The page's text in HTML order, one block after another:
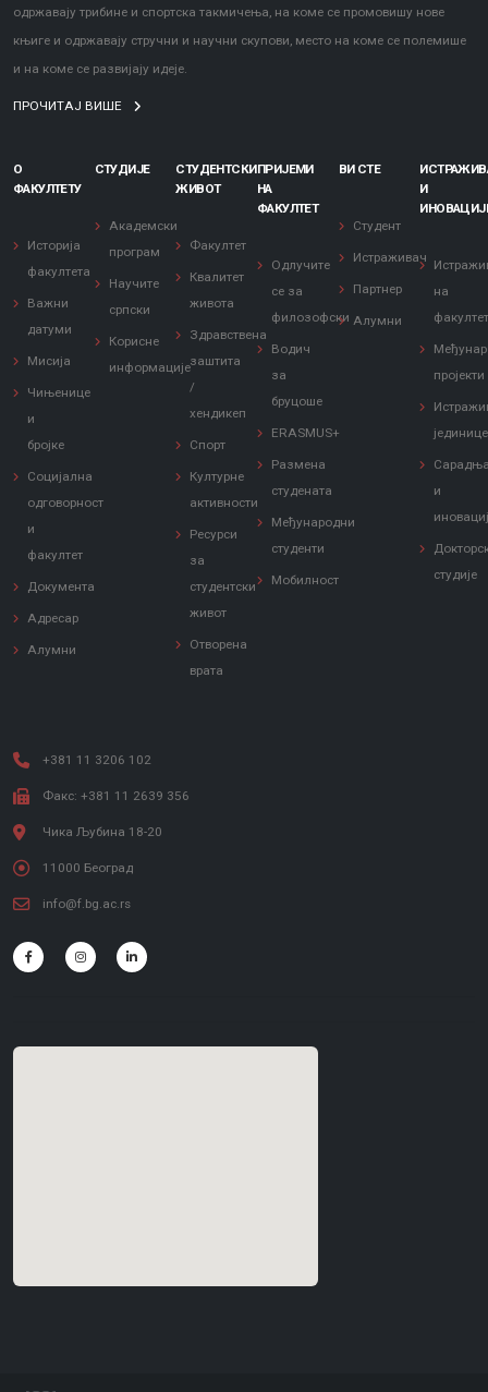
одржавају трибине и спортска такмичења, на коме се промовишу нове
књиге и одржавају стручни и научни скупови, место на коме се полемише
и на коме се развијају идеје.
ПРОЧИТАЈ ВИШЕ
О
ФАКУЛТЕТУ
Историја
факултета
Важни
датуми
Мисија
Чињенице
и
бројке
Социјална
одговорност
и
факултет
Документа
Адресар
Алумни
СТУДИЈЕ
Академски
програм
Научите
српски
Корисне
информације
СТУДЕНТСКИ
ЖИВОТ
Факултет
Квалитет
живота
Здравствена
заштита
/
хендикеп
Спорт
Културне
активности
Ресурси
за
студентски
живот
Отворена
врата
ПРИЈЕМИ
НА
ФАКУЛТЕТ
Одлучите
се за
филозофски
Водич
за
бруцоше
ERASMUS+
Размена
студената
Међународни
студенти
Мобилност
ВИ СТЕ
Студент
Истраживач
Партнер
Алумни
И
на
пројекти
јединице
и
студије
+381 11 3206 102
Факс: +381 11 2639 356
Чика Љубина 18-20
11000 Београд
info@f.bg.ac.rs